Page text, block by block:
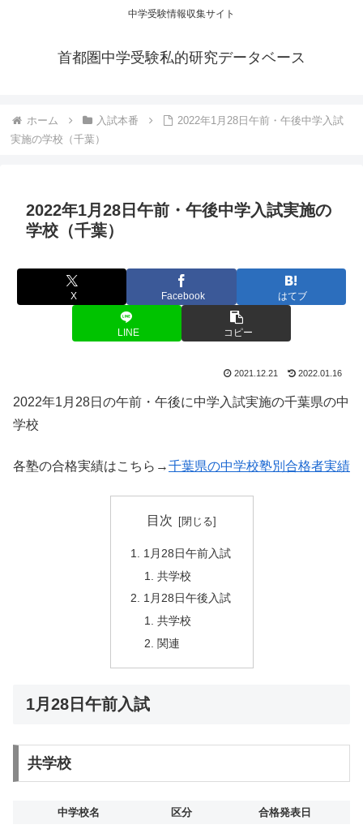
中学受験情報収集サイト
首都圏中学受験私的研究データベース
ホーム 入試本番
2022年1月28日午前・午後中学入試
実施の学校（千葉）
2022年1月28日午前・午後中学入試実施の
学校（千葉）
X Facebook はてブ
LINE コピー
2021.12.21 2022.01.16
2022年1月28日の午前・午後に中学入試実施の千葉県の中
学校
各塾の合格実績はこちら→千葉県の中学校塾別合格者実績
目次
1月28日午前入試
共学校
1月28日午後入試
共学校
関連
1月28日午前入試
共学校
中学校名 区分
合格発表日